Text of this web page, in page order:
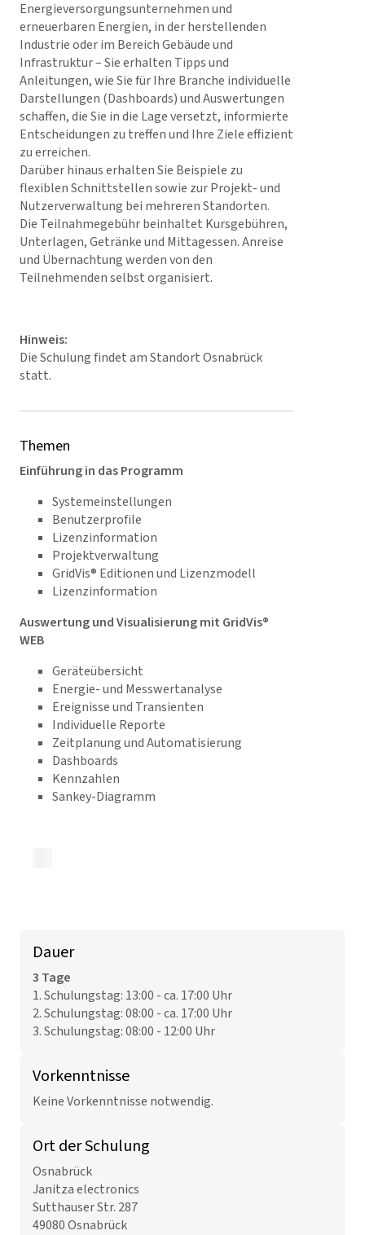
Energieversorgungsunternehmen und
erneuerbaren Energien, in der herstellenden
Industrie oder im Bereich Gebäude und
Infrastruktur – Sie erhalten Tipps und
Anleitungen, wie Sie für Ihre Branche individuelle
Darstellungen (Dashboards) und Auswertungen
schaffen, die Sie in die Lage versetzt, informierte
Entscheidungen zu treffen und Ihre Ziele effizient
zu erreichen.
Darüber hinaus erhalten Sie Beispiele zu
flexiblen Schnittstellen sowie zur Projekt- und
Nutzerverwaltung bei mehreren Standorten.
Die Teilnahmegebühr beinhaltet Kursgebühren,
Unterlagen, Getränke und Mittagessen. Anreise
und Übernachtung werden von den
Teilnehmenden selbst organisiert.
Hinweis:
Die Schulung findet am Standort Osnabrück
statt.
Themen
Einführung in das Programm
Systemeinstellungen
Benutzerprofile
Lizenzinformation
Projektverwaltung
GridVis® Editionen und Lizenzmodell
Lizenzinformation
Auswertung und Visualisierung mit GridVis®
WEB
Geräteübersicht
Energie- und Messwertanalyse
Ereignisse und Transienten
Individuelle Reporte
Zeitplanung und Automatisierung
Dashboards
Kennzahlen
Sankey-Diagramm
Dauer
3 Tage
1. Schulungstag: 13:00 - ca. 17:00 Uhr
2. Schulungstag: 08:00 - ca. 17:00 Uhr
3. Schulungstag: 08:00 - 12:00 Uhr
Vorkenntnisse
Keine Vorkenntnisse notwendig.
Ort der Schulung
Osnabrück
Janitza electronics
Sutthauser Str. 287
49080 Osnabrück